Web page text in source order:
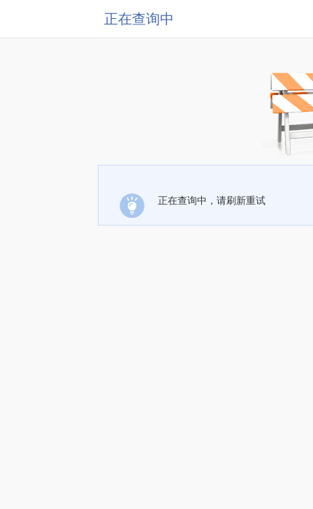
正在查询中
正在查询中，请刷新重试